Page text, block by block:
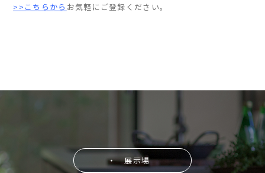
>>こちらから お気軽にご登録ください。
・ 展示場